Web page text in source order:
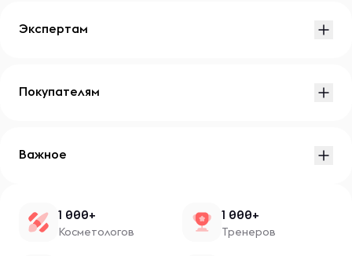
Экспертам
Покупателям
Важное
1 000+
Косметологов
1 000+
Тренеров